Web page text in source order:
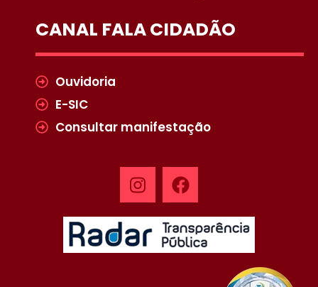
CANAL FALA CIDADÃO
Ouvidoria
E-SIC
Consultar manifestação